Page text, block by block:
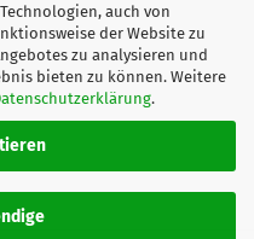
auch von
der Website zu
zu analysieren und
bieten zu können. Weitere
.